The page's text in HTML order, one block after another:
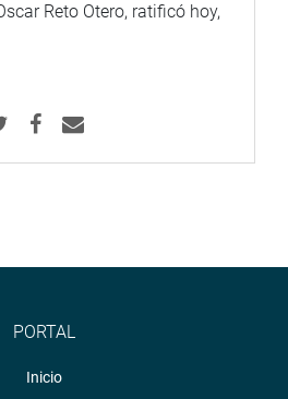
Reto Otero, ratificó hoy,
PORTAL
Inicio